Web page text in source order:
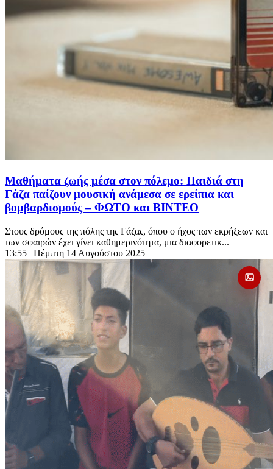
Μαθήματα ζωής μέσα στον πόλεμο: Παιδιά στη
Γάζα παίζουν μουσική ανάμεσα σε ερείπια και
βομβαρδισμούς – ΦΩΤΟ και ΒΙΝΤΕΟ
Στους δρόμους της πόλης της Γάζας, όπου ο ήχος των εκρήξεων και
των σφαιρών έχει γίνει καθημερινότητα, μια διαφορετικ...
13:55 | Πέμπτη 14 Αυγούστου 2025